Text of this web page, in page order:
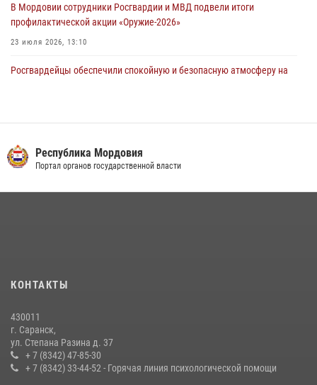
В Мордовии сотрудники Росгвардии и МВД подвели итоги
профилактической акции «Оружие‑2026»
23 июля 2026, 13:10
Росгвардейцы обеспечили спокойную и безопасную атмосферу на
обеспечили безопасность на футбольных мероприятиях: от
регионального турнира до Суперкубка России
содействии сотрудников Росгвардии
Сотрудники Росгвардии обеспечили безопасность Всероссийского
конкурса профмастерства в Саранске
23 июля 2026, 11:54 4
Республика Мордовия
Портал органов государственной власти
КОНТАКТЫ
430011
г. Саранск,
ул. Степана Разина д. 37
+ 7 (8342) 47-85-30
+ 7 (8342) 33-44-52 - Горячая линия психологической помощи